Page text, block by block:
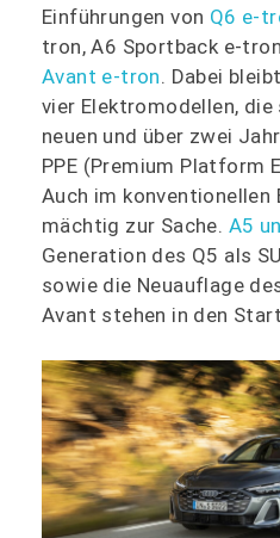
Einführungen von Q6 e-
tron, A6 Sportback e-
Avant e-tron. Dabei
vier Elektromodellen,
neuen und über zwei
PPE (Premium Platform
Auch im konventionellen
mächtig zur Sache. A5
Generation des Q5 als
sowie die Neuauflage
Avant stehen in den